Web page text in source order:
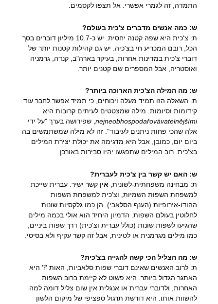
התמדה, זה לגמרי אפשרי. אל תצפו לקסמים.
ש: כמה אנשים מדברים צ'כית בעולם?
ת: צ'כית היא שפה קטנה יחסית. יש כ-10.7 מיליון דוברים בסך
הכל, רובם המכריע חי בצ'כיה. יש גם קהילות קטנות יותר של
דוברי צ'כית במדינות אחרות, בעיקר בארה"ב, קנדה, גרמניה
ואוסטריה, אבל המספרים שם קטנים יותר.
ש: מה המילה הצ'כית הארוכה ביותר?
ת: השאלה הזו תמיד מעלה ויכוחים, כי תמיד אפשר לחבר עוד
קידומות וסיומות. מילה שמצטטים לעיתים קרובות היא
nejneobhospodařovávatelnějšími, שפירושה בערך "על ידי
אלה שהכי פחות ניתנים לעיבוד". זה לא מילה שמשתמשים בה
ביום יום, כמובן, אבל היא מדגימה את יכולת יצירת המילים
בצ'כית. רוב המילים שתפגשו יהיו סבירות באורכן.
ש: האם יש קשר בין צ'כית לעברית?
ת: מבחינה משפחתית-לשונית, אין קשר ישיר. עברית שייכת
למשפחת השפות השמיות, וצ'כית למשפחת השפות
ההודו-אירופיות (הענף הסלאבי). הן כמו גלקסיות שונות
לחלוטין בעולם השפות. הדמיון היחיד הוא אולי בכמה מילים
שהגיעו לשפות שונות (כולל עברית וצ'כית) דרך שפות ביניים,
כמו מילים מגרמנית או לטינית, אבל זה קשר עקיף ולא בסיסי.
ש: מה הצליל הכי קשה להגייה בצ'כית?
ת: לרוב האנשים שאינם דוברי שפות סלאביות, האות 'ř' היא
האתגר הגדול ביותר. היא פשוט לא קיימת ברוב השפות
האחרות, ולדוברי עברית או אנגלית אין שום צליל דומה למה
להשוות אותו. היא דורשת תרגול ספציפי של מיקום הלשון